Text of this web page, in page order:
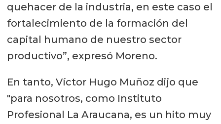
quehacer de la industria, en este caso el
fortalecimiento de la formación del
capital humano de nuestro sector
productivo”, expresó Moreno.
En tanto, Víctor Hugo Muñoz dijo que
"para nosotros, como Instituto
Profesional La Araucana, es un hito muy